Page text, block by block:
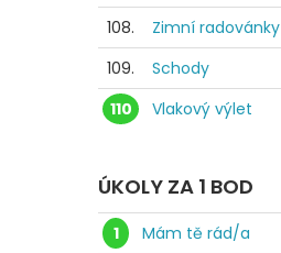
108.
Zimní radovánky
109.
Schody
110
Vlakový výlet
ÚKOLY ZA 1 BOD
1
Mám tě rád/a